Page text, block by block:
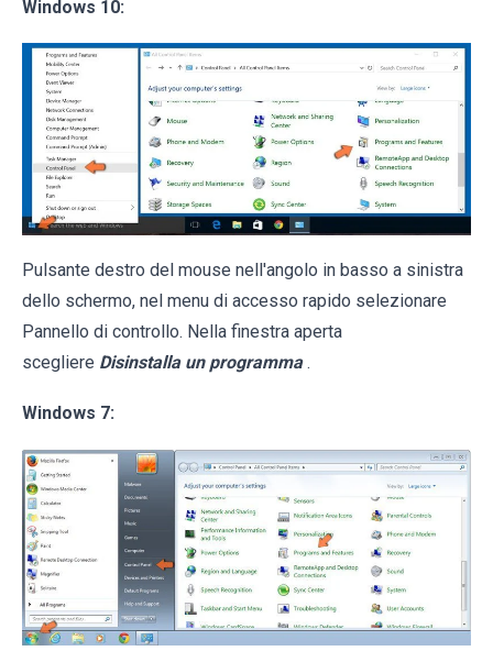
Windows 10:
Pulsante destro del mouse nell'angolo in basso a sinistra
dello schermo, nel menu di accesso rapido selezionare
Pannello di controllo. Nella finestra aperta
scegliere Disinstalla un programma .
Windows 7: